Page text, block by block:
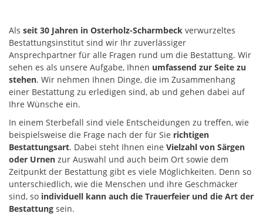
Als seit 30 Jahren in Osterholz-Scharmbeck verwurzeltes
Bestattungsinstitut sind wir Ihr zuverlässiger
Ansprechpartner für alle Fragen rund um die Bestattung. Wir
sehen es als unsere Aufgabe, Ihnen umfassend zur Seite zu
stehen. Wir nehmen Ihnen Dinge, die im Zusammenhang
einer Bestattung zu erledigen sind, ab und gehen dabei auf
Ihre Wünsche ein.
In einem Sterbefall sind viele Entscheidungen zu treffen, wie
beispielsweise die Frage nach der für Sie richtigen
Bestattungsart. Dabei steht Ihnen eine Vielzahl von Särgen
oder Urnen zur Auswahl und auch beim Ort sowie dem
Zeitpunkt der Bestattung gibt es viele Möglichkeiten. Denn so
unterschiedlich, wie die Menschen und ihre Geschmäcker
sind, so individuell kann auch die Trauerfeier und die Art der
Bestattung sein.